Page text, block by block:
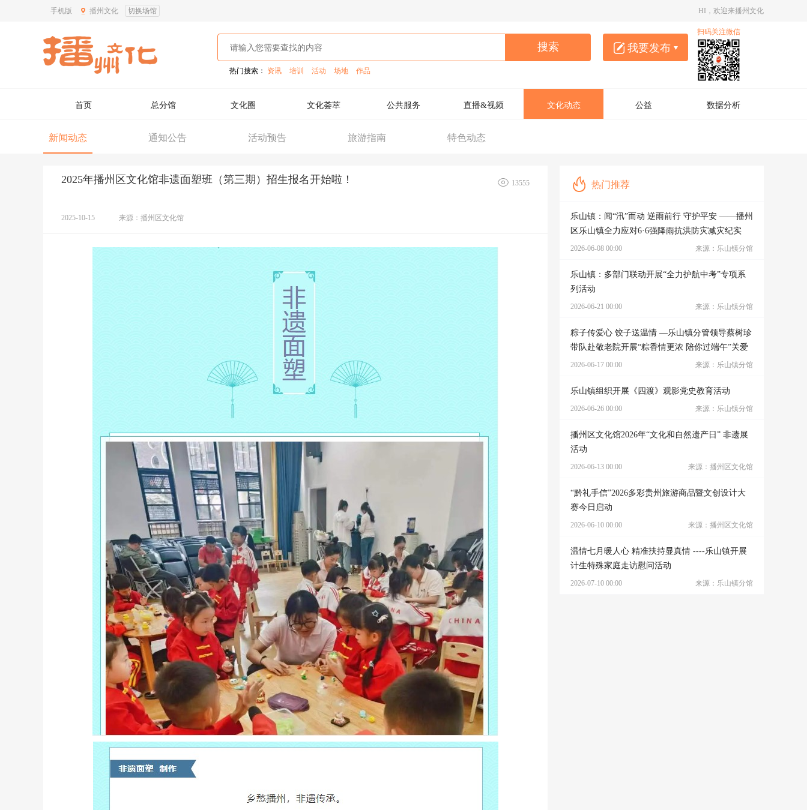
手机版 播州文化 切换场馆 HI，欢迎来播州文化
搜索 我要发布
作品
扫码关注微信
热门搜索： 资讯 培训 活动 场地 作品
首页 总分馆 文化圈 文化荟萃 公共服务 直播&视频 文化动态 公益 数据分析
新闻动态 通知公告 活动预告 旅游指南 特色动态
2025年播州区文化馆非遗面塑班（第三期）招生报名开始啦！
2025-10-15 来源：播州区文化馆
13555 热门推荐
乐山镇：闻“汛”而动 逆雨前行 守护平安 ——播州
区乐山镇全力应对6·6强降雨抗洪防灾减灾纪实
2026-06-08 00:00 来源：乐山镇分馆
乐山镇：多部门联动开展“全力护航中考”专项系
列活动
2026-06-21 00:00 来源：乐山镇分馆
粽子传爱心 饺子送温情 —乐山镇分管领导蔡树珍
带队赴敬老院开展“粽香情更浓 陪你过端午”关爱
活动
2026-06-17 00:00 来源：乐山镇分馆
乐山镇组织开展《四渡》观影党史教育活动
2026-06-26 00:00 来源：乐山镇分馆
播州区文化馆2026年“文化和自然遗产日” 非遗展
活动
2026-06-13 00:00 来源：播州区文化馆
“黔礼手信”2026多彩贵州旅游商品暨文创设计大
赛今日启动
2026-06-10 00:00 来源：播州区文化馆
温情七月暖人心 精准扶持显真情 ----乐山镇开展
计生特殊家庭走访慰问活动
2026-07-10 00:00 来源：乐山镇分馆